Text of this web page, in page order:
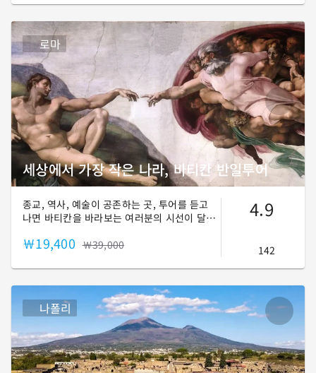
로마
세상에서 가장 작은 나라, 바티칸 반일투어
종교, 역사, 예술이 공존하는 곳, 투어를 듣고
나면 바티칸을 바라보는 여러분의 시선이 달라
￦19,400 ￦39,000
4.9
142
나폴리